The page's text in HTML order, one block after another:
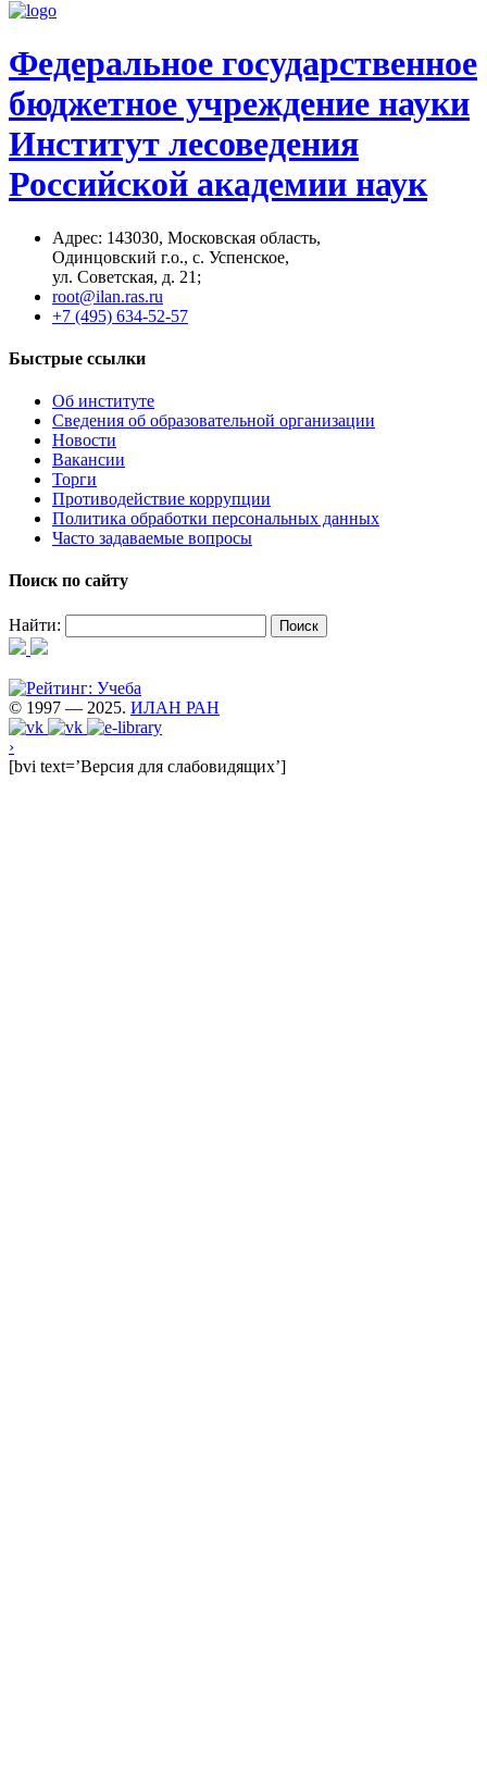
Федеральное государственное
бюджетное учреждение науки
Институт лесоведения
Российской академии наук
Адрес: 14З0З0, Московская область,
Одинцовский г.о., с. Успенское,
ул. Советская, д. 21;
root@ilan.ras.ru
+7 (495) 634-52-57
Быстрые ссылки
Об институте
Сведения об образовательной организации
Новости
Вакансии
Торги
Противодействие коррупции
Политика обработки персональных данных
Часто задаваемые вопросы
Поиск по сайту
Найти:
© 1997 — 2025. ИЛАН РАН
›
[bvi text=’Версия для слабовидящих’]